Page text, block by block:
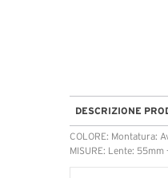
DESCRIZIONE
COLORE: Montatura:
MISURE: Lente: